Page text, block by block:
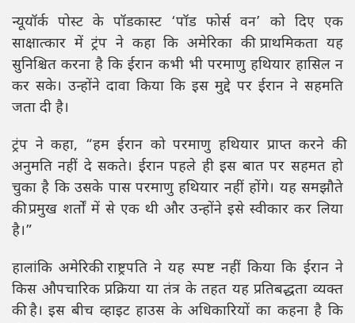
न्यूयॉर्क पोस्ट के पॉडकास्ट ‘पॉड फोर्स वन’ को दिए एक
साक्षात्कार में ट्रंप ने कहा कि अमेरिका की प्राथमिकता यह
सुनिश्चित करना है कि ईरान कभी भी परमाणु हथियार हासिल न
कर सके। उन्होंने दावा किया कि इस मुद्दे पर ईरान ने सहमति
जता दी है।
ट्रंप ने कहा, “हम ईरान को परमाणु हथियार प्राप्त करने की
अनुमति नहीं दे सकते। ईरान पहले ही इस बात पर सहमत हो
चुका है कि उसके पास परमाणु हथियार नहीं होंगे। यह समझौते
की प्रमुख शर्तों में से एक थी और उन्होंने इसे स्वीकार कर लिया
है।”
हालांकि अमेरिकी राष्ट्रपति ने यह स्पष्ट नहीं किया कि ईरान ने
किस औपचारिक प्रक्रिया या तंत्र के तहत यह प्रतिबद्धता व्यक्त
की है। इस बीच व्हाइट हाउस के अधिकारियों का कहना है कि